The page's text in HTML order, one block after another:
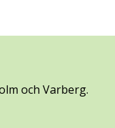
och Varberg.